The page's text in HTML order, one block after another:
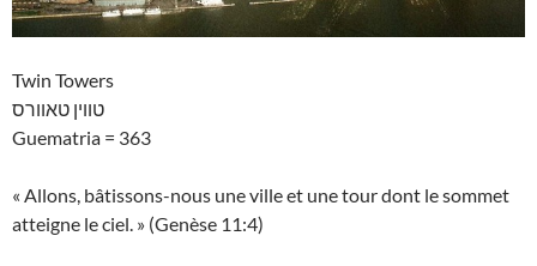
Twin Towers
טווין טאוורס
Guematria = 363
« Allons, bâtissons-nous une ville et une tour dont le sommet
atteigne le ciel. » (Genèse 11:4)